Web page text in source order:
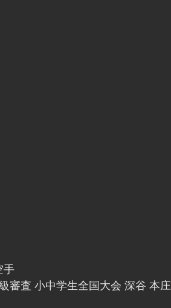
手
審査 小中学生全国大会 深谷 本庄